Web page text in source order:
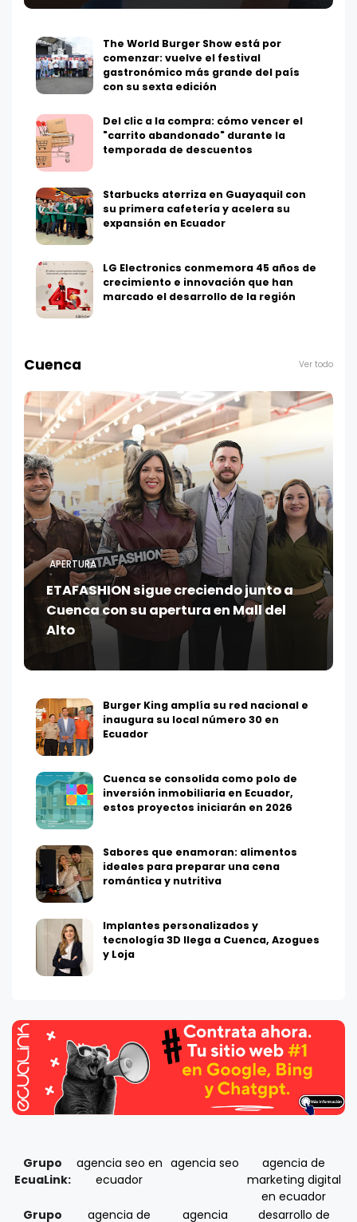
The World Burger Show está por
comenzar: vuelve el festival
gastronómico más grande del país
con su sexta edición
Del clic a la compra: cómo vencer el
"carrito abandonado" durante la
temporada de descuentos
Starbucks aterriza en Guayaquil con
su primera cafetería y acelera su
expansión en Ecuador
LG Electronics conmemora 45 años de
crecimiento e innovación que han
marcado el desarrollo de la región
Cuenca Ver todo
APERTURA
ETAFASHION sigue creciendo junto a
Cuenca con su apertura en Mall del
Alto
Burger King amplía su red nacional e
inaugura su local número 30 en
Ecuador
Cuenca se consolida como polo de
inversión inmobiliaria en Ecuador,
estos proyectos iniciarán en 2026
Sabores que enamoran: alimentos
ideales para preparar una cena
romántica y nutritiva
Implantes personalizados y
tecnología 3D llega a Cuenca, Azogues
y Loja
Grupo
EcuaLink:
agencia seo en
ecuador
agencia seo
agencia de
marketing digital
en ecuador
Grupo
agencia de agencia desarrollo de